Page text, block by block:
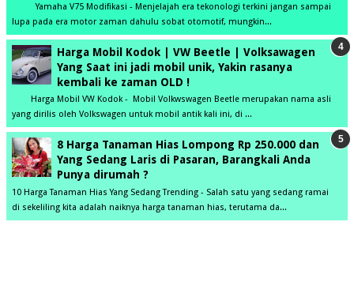
Yamaha V75 Modifikasi - Menjelajah era tekonologi terkini jangan sampai
lupa pada era motor zaman dahulu sobat otomotif, mungkin...
Harga Mobil Kodok | VW Beetle | Volksawagen
Yang Saat ini jadi mobil unik, Yakin rasanya
kembali ke zaman OLD !
Harga Mobil VW Kodok - Mobil Volkwswagen Beetle merupakan nama asli
yang dirilis oleh Volkswagen untuk mobil antik kali ini, di ...
8 Harga Tanaman Hias Lompong Rp 250.000 dan
Yang Sedang Laris di Pasaran, Barangkali Anda
Punya dirumah ?
10 Harga Tanaman Hias Yang Sedang Trending - Salah satu yang sedang ramai
di sekeliling kita adalah naiknya harga tanaman hias, terutama da...